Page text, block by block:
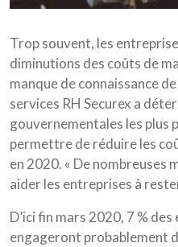
Trop souvent, les
diminutions des coûts de
manque de connaissance
services RH Securex a
gouvernementales les plus
permettre de réduire les
en 2020. « De nombreuses
aider les entreprises à
D’ici fin mars 2020, 7 %
engageront probablement